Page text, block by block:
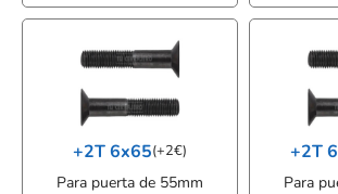
+2T 6x65(+2€)
Para puerta de 55mm
+2T
Para